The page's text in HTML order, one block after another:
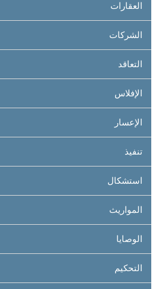
العقارات
الشركات
التعاقد
الإفلاس
الإعسار
تنفيذ
استشكال
المواريث
الوصايا
التحكيم